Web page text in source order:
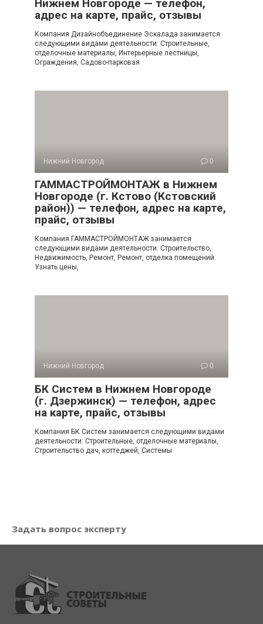
Нижнем Новгороде — телефон,
адрес на карте, прайс, отзывы
Компания Дизайнобъединение Эскалада занимается
следующими видами деятельности: Строительные,
отделочные материалы, Интерьерные лестницы,
Ограждения, Садово-парковая
Нижний Новгород 0
ГАММАСТРОЙМОНТАЖ в Нижнем
Новгороде (г. Кстово (Кстовский
район)) — телефон, адрес на карте,
прайс, отзывы
Компания ГАММАСТРОЙМОНТАЖ занимается
следующими видами деятельности: Строительство,
Недвижимость, Ремонт, Ремонт, отделка помещений.
Узнать цены,
Нижний Новгород 0
БК Систем в Нижнем Новгороде
(г. Дзержинск) — телефон, адрес
на карте, прайс, отзывы
Компания БК Систем занимается следующими видами
деятельности: Строительные, отделочные материалы,
Строительство дач, коттеджей, Системы
Задать вопрос эксперту